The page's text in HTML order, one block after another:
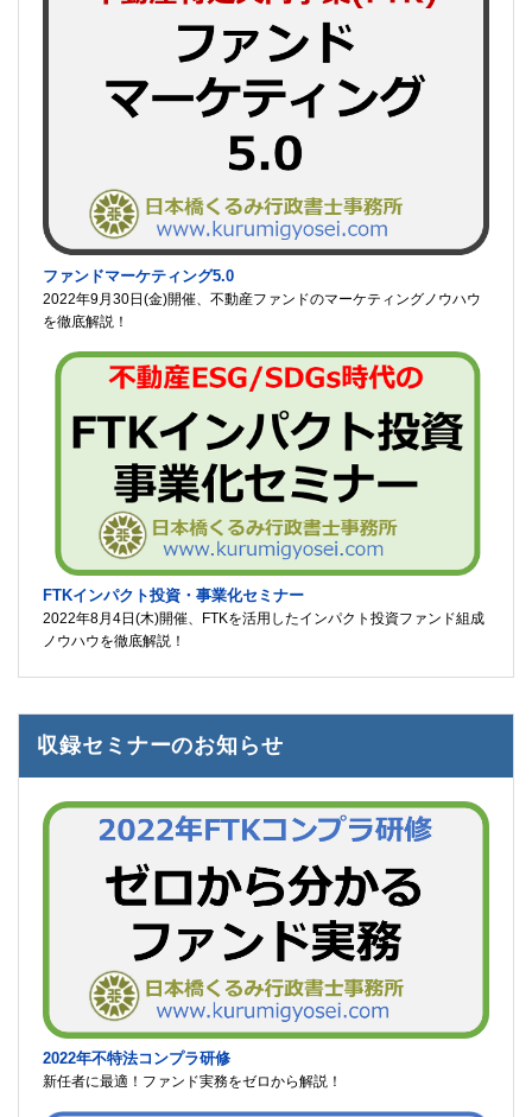
ファンドマーケティング5.0
2022年9月30日(金)開催、不動産ファンドのマーケティングノウハウ
を徹底解説！
FTKインパクト投資・事業化セミナー
2022年8月4日(木)開催、FTKを活用したインパクト投資ファンド組成
ノウハウを徹底解説！
収録セミナーのお知らせ
2022年不特法コンプラ研修
新任者に最適！ファンド実務をゼロから解説！